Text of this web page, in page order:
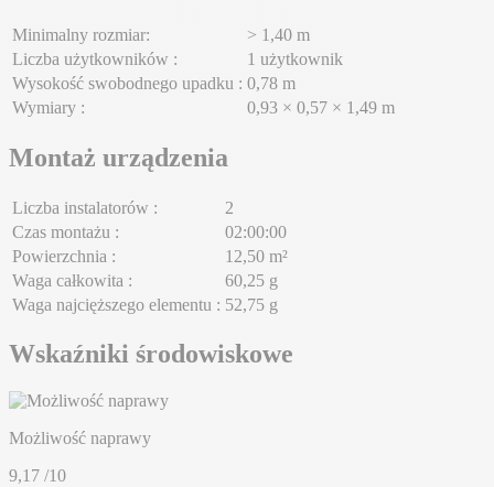
Minimalny rozmiar:
> 1,40 m
Liczba użytkowników :
1 użytkownik
Wysokość swobodnego upadku : 0,78 m
Wymiary :
0,93 × 0,57 × 1,49 m
Montaż urządzenia
Liczba instalatorów :
2
Czas montażu :
02:00:00
Powierzchnia :
12,50 m²
Waga całkowita :
60,25 g
Waga najcięższego elementu : 52,75 g
Wskaźniki środowiskowe
Możliwość naprawy
9,17 /10